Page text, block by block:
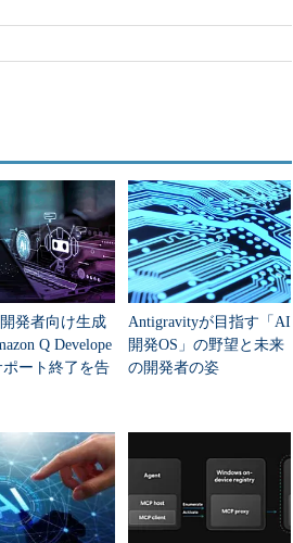
発者向け生成
Q Develope
ート終了を告
Antigravityが目指す「AI
開発OS」の野望と未来
の開発者の姿